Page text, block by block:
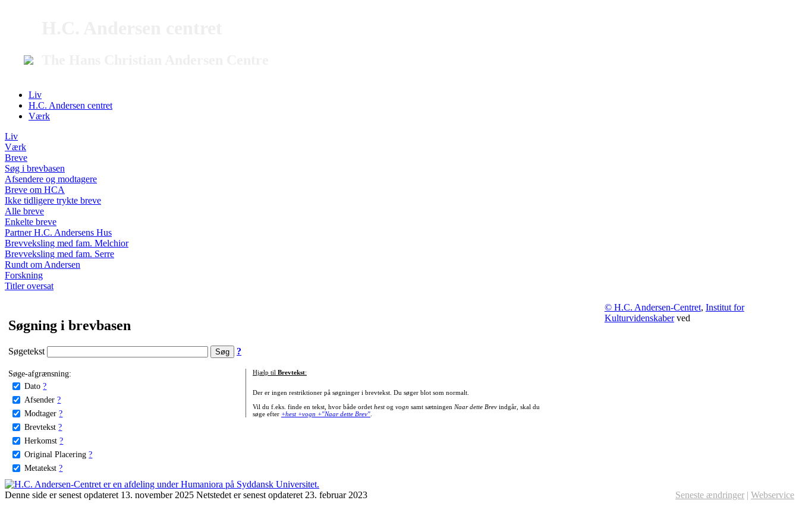
Liv
H.C. Andersen centret
Værk
Liv
Værk
Breve
Søg i brevbasen
Afsendere og modtagere
Breve om HCA
Ikke tidligere trykte breve
Alle breve
Enkelte breve
Partner H.C. Andersens Hus
Brevveksling med fam. Melchior
Brevveksling med fam. Serre
Rundt om Andersen
Forskning
Titler oversat
Søgning i brevbasen
Søgetekst ?
Søge-afgrænsning:
Dato ?
Afsender ?
Modtager ?
Brevtekst ?
Herkomst ?
Original Placering ?
Metatekst ?
Hjælp til Brevtekst:
Der er ingen restriktioner på søgninger i brevtekst. Du søger blot som normalt.
Vil du f.eks. finde en tekst, hvor både ordet hestog vogn samt sætningen Naar dette Brevindgår, skal du
søge efter +hest +vogn +"Naar dette Brev".
© H.C. Andersen-Centret, Institut for
Kulturvidenskaberved
Denne side er senest opdateret 13. november 2025 Netstedet er senest opdateret 23. februar 2023 Seneste ændringer | Webservice